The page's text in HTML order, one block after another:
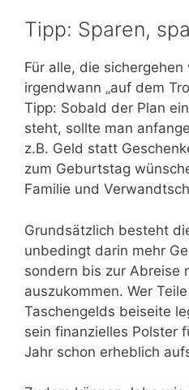
Tipp: Sparen,
Für alle, die
irgendwann „auf dem
Tipp: Sobald der Plan
steht, sollte man
z.B. Geld statt
zum Geburtstag
Familie und
Grundsätzlich besteht
unbedingt darin mehr
sondern bis zur Abreise
auszukommen. Wer
Taschengelds beiseite
sein finanzielles Polster
Jahr schon erheblich